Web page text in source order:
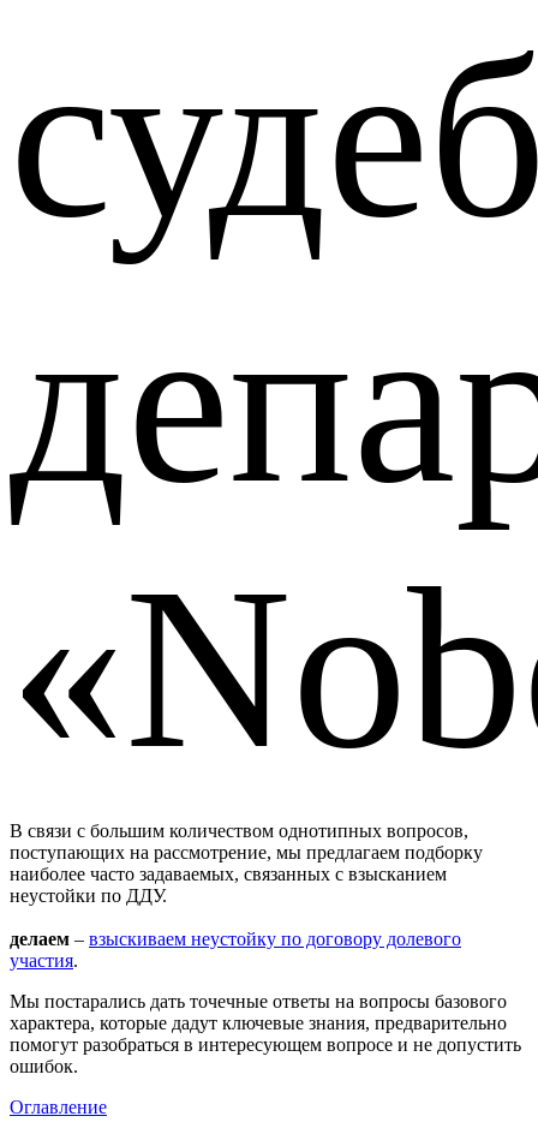
В связи с большим количеством однотипных вопросов,
поступающих на рассмотрение, мы предлагаем подборку
наиболее часто задаваемых, связанных с взысканием
неустойки по ДДУ.
делаем – взыскиваем неустойку по договору долевого
участия.
Мы постарались дать точечные ответы на вопросы базового
характера, которые дадут ключевые знания, предварительно
помогут разобраться в интересующем вопросе и не допустить
ошибок.
Оглавление